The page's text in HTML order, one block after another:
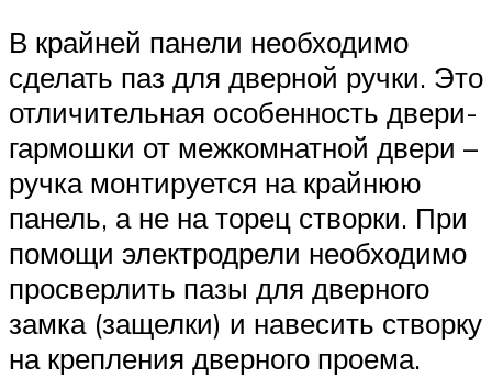
В крайней панели необходимо
сделать паз для дверной ручки. Это
отличительная особенность двери-
гармошки от межкомнатной двери –
ручка монтируется на крайнюю
панель, а не на торец створки. При
помощи электродрели необходимо
просверлить пазы для дверного
замка (защелки) и навесить створку
на крепления дверного проема.